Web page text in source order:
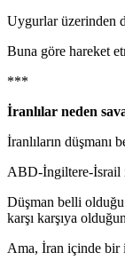
Uygurlar üzerinden
Buna göre hareket
***
İranlılar neden
İranlıların düşmanı
ABD-İngiltere-İsrail
Düşman belli
karşı karşıya
Ama, İran içinde bir